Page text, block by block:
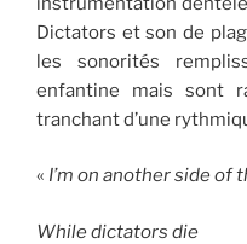
Dictators et son de
les sonorités
enfantine mais sont
tranchant d’une
« I’m on another side of
While dictators die